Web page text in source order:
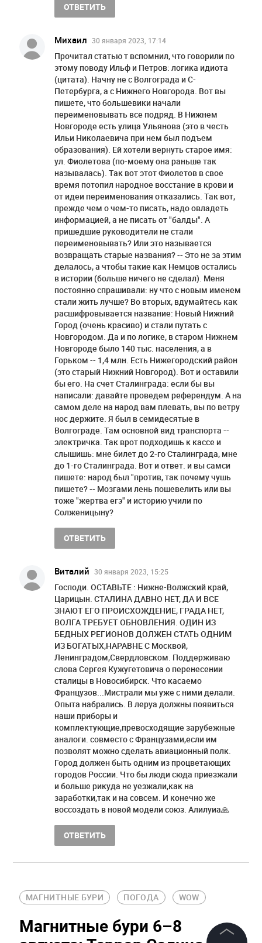
ОТВЕТИТЬ
Михаил 30 января 2023, 17:14
Прочитал статью т вспомнил, что говорили по
этому поводу Ильф и Петров: логика идиота
(цитата). Начну не с Волгограда и С-
Петербурга, а с Нижнего Новгорода. Вот вы
пишете, что большевики начали
переименовывать все подряд. В Нижнем
Новгороде есть улица Ульянова (это в честь
Ильи Николаевича при нем был подъем
образования). Ей хотели вернуть старое имя:
ул. Фиолетова (по-моему она раньше так
называлась). Так вот этот Фиолетов в свое
время потопил народное восстание в крови и
от идеи переименования отказались. Так вот,
прежде чем о чем-то писать, надо овладеть
информацией, а не писать от "балды". А
пришедшие руководители не стали
переименовывать? Или это называется
возвращать старые названия? -- Это не за этим
делалось, а чтобы такие как Немцов остались
в истории (больше ничего не сделал). Меня
постоянно спрашивали: ну что с новым именем
стали жить лучше? Во вторых, вдумайтесь как
расшифровывается название: Новый Нижний
Город (очень красиво) и стали путать с
Новгородом. Да и по логике, в старом Нижнем
Новгороде было 140 тыс. населения, а в
Горьком -- 1,4 млн. Есть Нижегородский район
(это старый Нижний Новгород). Вот и оставили
бы его. На счет Сталинграда: если бы вы
написали: давайте проведем референдум. А на
самом деле на народ вам плевать, вы по ветру
нос держите. Я был в семидесятые в
Волгограде. Там основной вид транспорта --
электричка. Так врот подходишь к кассе и
слышишь: мне билет до 2-го Сталинграда, мне
до 1-го Сталинграда. Вот и ответ. и вы самси
пишете: народ был "против, так почему чушь
пишете? -- Мозгами лень пошевелить или вы
тоже "жертва егэ" и историю учили по
Солженицыну?
ОТВЕТИТЬ
Виталий 30 января 2023, 15:25
Господи. ОСТАВЬТЕ : Нижне-Волжский край,
Царицын. СТАЛИНА ДАВНО НЕТ, ДА И ВСЕ
ЗНАЮТ ЕГО ПРОИСХОЖДЕНИЕ, ГРАДА НЕТ,
ВОЛГА ТРЕБУЕТ ОБНОВЛЕНИЯ. ОДИН ИЗ
БЕДНЫХ РЕГИОНОВ ДОЛЖЕН СТАТЬ ОДНИМ
ИЗ БОГАТЫХ,НАРАВНЕ С Москвой,
Ленинградом,Свердловском. Поддерживаю
слова Сергея Кужугетовича о перенесении
сталицы в Новосибирск. Что касаемо
Французов...Мистрали мы уже с ними делали.
Опыта набрались. В леруа должны появиться
наши приборы и
комплектующие,превосходящие зарубежные
аналоги. совместо с Французами,если им
позволят можно сделать авиационный полк.
Город должен быть одним из процветающих
городов России. Что бы люди сюда приезжали
и больше рикуда не уезжали,как на
заработки,так и на совсем. И конечно же
воссоздать в новой модели союз. Алилуиа🙏
ОТВЕТИТЬ
МАГНИТНЫЕ БУРИ ПОГОДА WOW
Магнитные бури 6–8